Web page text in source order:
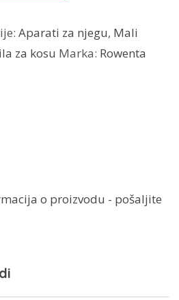
Aparati za njegu, Mali
za kosu Marka: Rowenta
o proizvodu - pošaljite